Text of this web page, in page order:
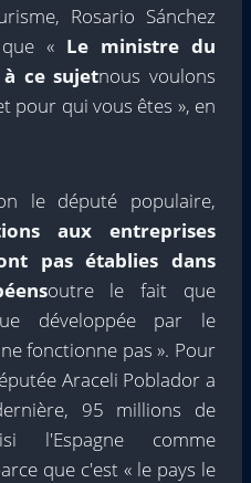
Rosario Sánchez
« Le ministre du
ce sujetnous voulons
pour qui vous êtes », en
le député populaire,
aux entreprises
pas établies dans
outre le fait que
développée par le
fonctionne pas ». Pour
Araceli Poblador a
95 millions de
l'Espagne comme
que c'est « le pays le